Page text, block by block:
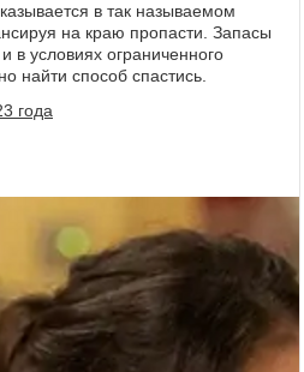
в так называемом
на краю пропасти. Запасы
в условиях ограниченного
найти способ спастись.
года